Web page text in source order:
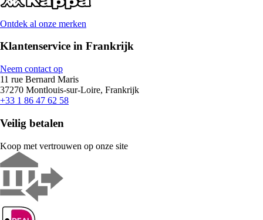
Ontdek al onze merken
Klantenservice in Frankrijk
Neem contact op
11 rue Bernard Maris
37270 Montlouis-sur-Loire, Frankrijk
+33 1 86 47 62 58
Veilig betalen
Koop met vertrouwen op onze site